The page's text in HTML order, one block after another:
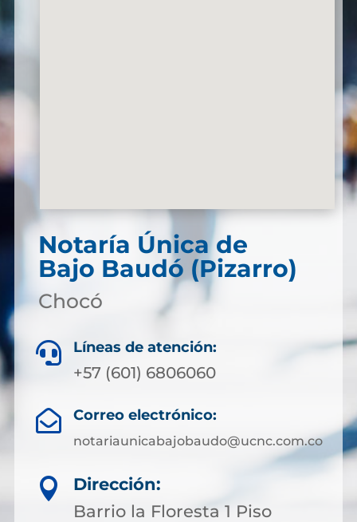
Notaría Única de
Bajo Baudó (Pizarro)
Chocó
 Líneas de atención:
+57 (601) 6806060
 Correo electrónico:
notariaunicabajobaudo@ucnc.com.co

Dirección:
Barrio la Floresta 1 Piso